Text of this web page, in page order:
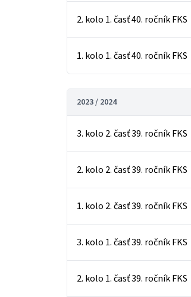
2. kolo 1. časť 40. ročník FKS
1. kolo 1. časť 40. ročník FKS
2023 / 2024
3. kolo 2. časť 39. ročník FKS
2. kolo 2. časť 39. ročník FKS
1. kolo 2. časť 39. ročník FKS
3. kolo 1. časť 39. ročník FKS
2. kolo 1. časť 39. ročník FKS